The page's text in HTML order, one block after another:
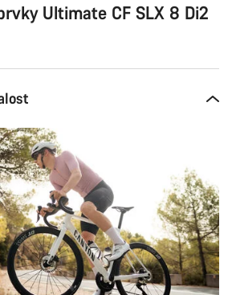
Ultimate CF SLX 8 Di2